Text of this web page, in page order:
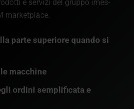
e servizi del gruppo imes-
marketplace.
parte superiore quando si
macchine
ordini semplificata e